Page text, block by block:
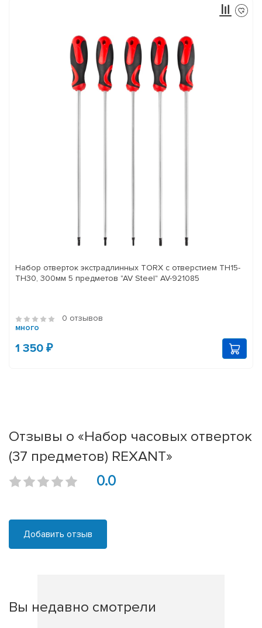
Набор отверток экстрадлинных TORX с отверстием TH15-
TH30, 300мм 5 предметов "AV Steel" AV-921085
0 отзывов
много
1 350 ₽
Отзывы о «Набор часовых отверток
(37 предметов) REXANT»
0.0
Добавить отзыв
Вы недавно смотрели